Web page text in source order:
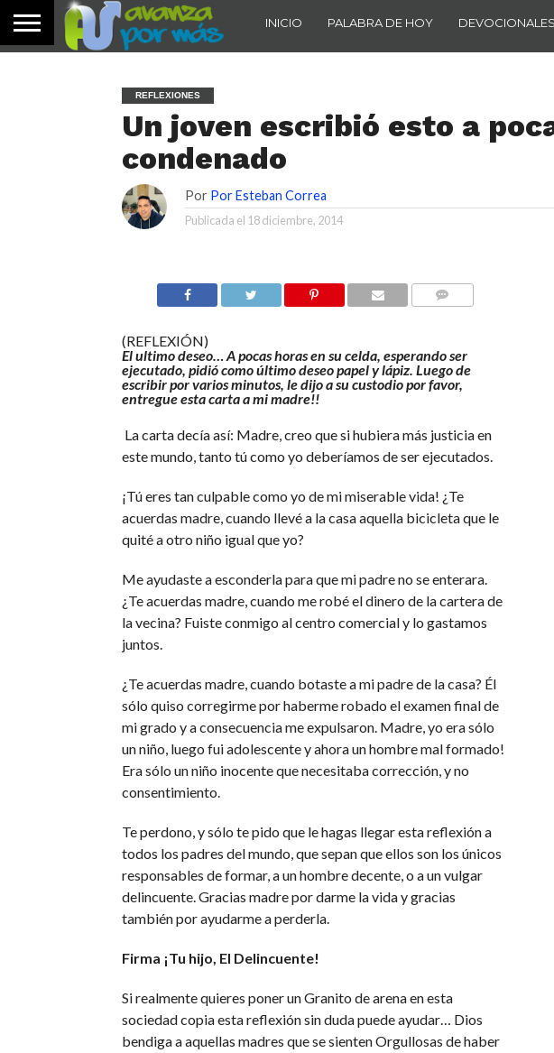
INICIO PALABRA DE HOY DEVOCIONALES
REFLEXIONES
Un joven escribió esto a
condenado
Por Por Esteban Correa
Publicada el 18 diciembre, 2014
(REFLEXIÓN)
El ultimo deseo… A pocas horas en su celda, esperando ser
ejecutado, pidió como último deseo papel y lápiz. Luego de
escribir por varios minutos, le dijo a su custodio por favor,
entregue esta carta a mi madre!!
La carta decía así: Madre, creo que si hubiera más justicia en
este mundo, tanto tú como yo deberíamos de ser ejecutados.
¡Tú eres tan culpable como yo de mi miserable vida! ¿Te
acuerdas madre, cuando llevé a la casa aquella bicicleta que le
quité a otro niño igual que yo?
Me ayudaste a esconderla para que mi padre no se enterara.
¿Te acuerdas madre, cuando me robé el dinero de la cartera de
la vecina? Fuiste conmigo al centro comercial y lo gastamos
juntos.
¿Te acuerdas madre, cuando botaste a mi padre de la casa? Él
sólo quiso corregirme por haberme robado el examen final de
mi grado y a consecuencia me expulsaron. Madre, yo era sólo
un niño, luego fui adolescente y ahora un hombre mal formado!
Era sólo un niño inocente que necesitaba corrección, y no
consentimiento.
Te perdono, y sólo te pido que le hagas llegar esta reflexión a
todos los padres del mundo, que sepan que ellos son los únicos
responsables de formar, a un hombre decente, o a un vulgar
delincuente. Gracias madre por darme la vida y gracias
también por ayudarme a perderla.
Firma ¡Tu hijo, El Delincuente!
Si realmente quieres poner un Granito de arena en esta
sociedad copia esta reflexión sin duda puede ayudar… Dios
bendiga a aquellas madres que se sienten Orgullosas de haber